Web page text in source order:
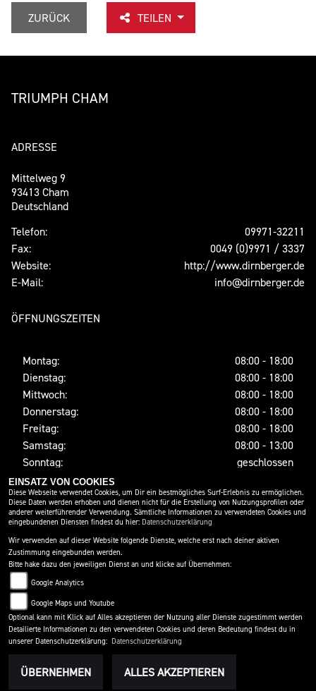
ZURÜCK TEILEN
TRIUMPH CHAM
ADRESSE
Mittelweg 9
93413 Cham
Deutschland
Telefon:
09971-32211
Fax:
0049 (0)9971 / 3337
Website:
http://www.dirnberger.de
E-Mail:
info@dirnberger.de
ÖFFNUNGSZEITEN
Montag:
08:00 - 18:00
Dienstag:
08:00 - 18:00
Mittwoch:
08:00 - 18:00
Donnerstag:
08:00 - 18:00
Freitag:
08:00 - 18:00
Samstag:
08:00 - 13:00
Sonntag:
geschlossen
SOCIAL MEDIA
IMPRESSUM DATENSCHUTZ
DISCLAIMER
EINSATZ VON COOKIES
Diese Webseite verwendet Cookies, um Dir ein bestmögliches Surf-Erlebnis zu ermöglichen.
Diese Daten werden erhoben und dienen nicht für die Erstellung von Nutzungsprofilen oder
anderer weiterführender Verwendung. Sämtliche Informationen zu verwendeten Cookies und
eingebundenen Diensten findest du hier: Datenschutzerklärung
Wir verwenden auf dieser Website folgende Dienste, welche erst nach deiner aktiven
Zustimmung eingebunden werden.
Bitte hake dazu den jeweiligen Dienst an und klicke auf Übernehmen:
Google Analytics
Google Maps und Youtube
Optional kann mit Klick auf Alles akzeptieren der Nutzung aller Dienste zugestimmt werden
Detailierte Informationen zu den verwendeten Cookies und deren Bedeutung findest du in
unserer Datenschutzerklärung: Datenschutzerklärung
ÜBERNEHMEN ALLES AKZEPTIEREN